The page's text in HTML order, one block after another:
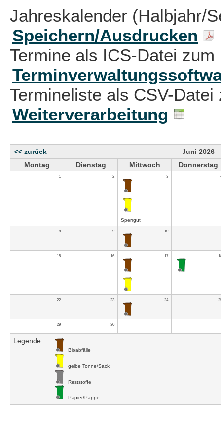
Jahreskalender (Halbjahr/
Speichern/Ausdrucken
Termine als ICS-Datei zum
Termineliste als CSV-
Weiterverarbeitung
<< zurück
Juni 2026
Montag
Dienstag Mittwoch Donnerstag
1 2 3
Sperrgut
8 9 10
15 16 17
22 23 24
29 30
Legende:
Bioabfälle
gelbe Tonne/Sack
Reststoffe
Papier/Pappe